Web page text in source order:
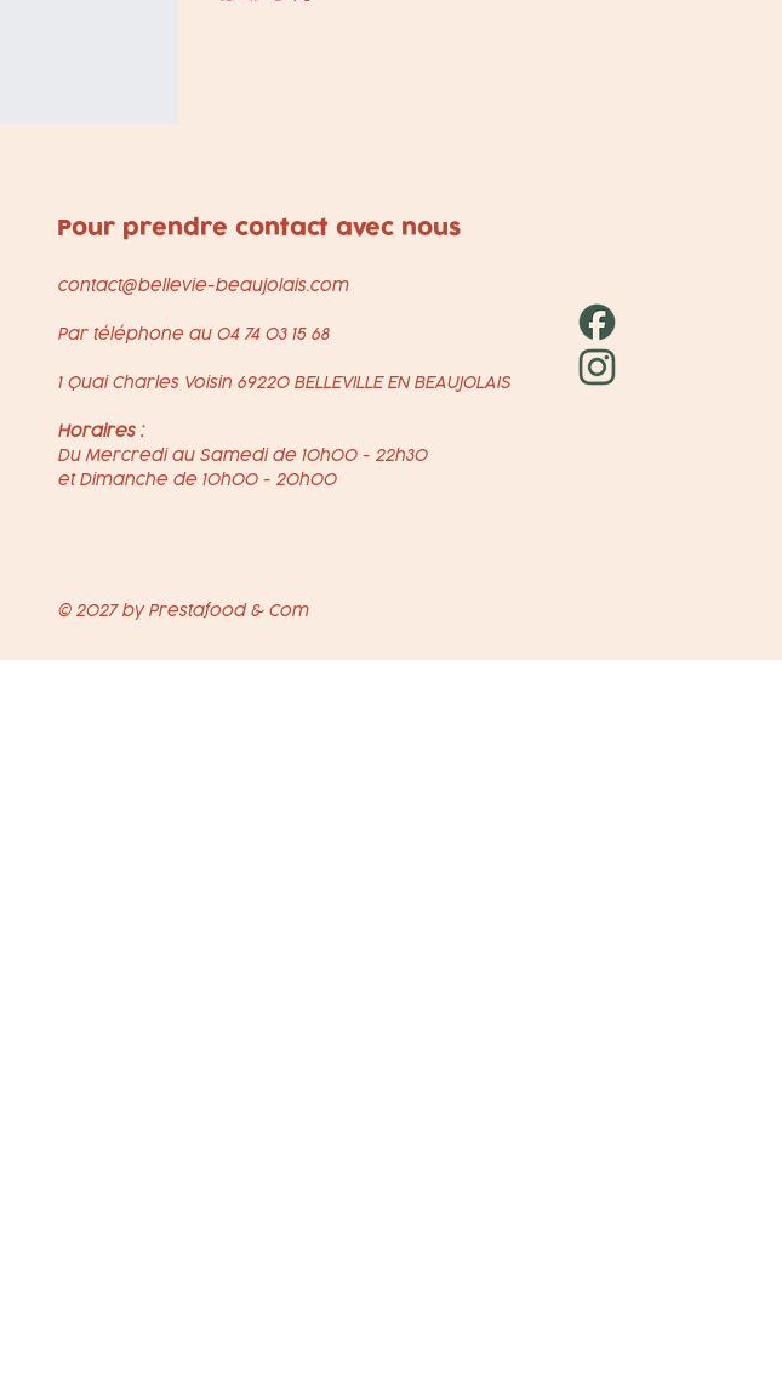
Pour prendre contact avec nous
contact@bellevie-beaujolais.com
Par téléphone au 04 74 03 15 68
1 Quai Charles Voisin 69220 BELLEVILLE EN BEAUJOLAIS
Horaires :
Du Mercredi au Samedi de 10h00 - 22h30
et Dimanche de 10h00 - 20h00
© 2027 by Prestafood & Com